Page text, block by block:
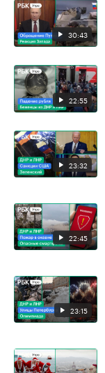
30:43
22:55
23:32
22:45
23:15